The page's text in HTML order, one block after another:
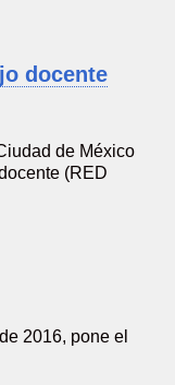
docente
de México
(RED
2016, pone el